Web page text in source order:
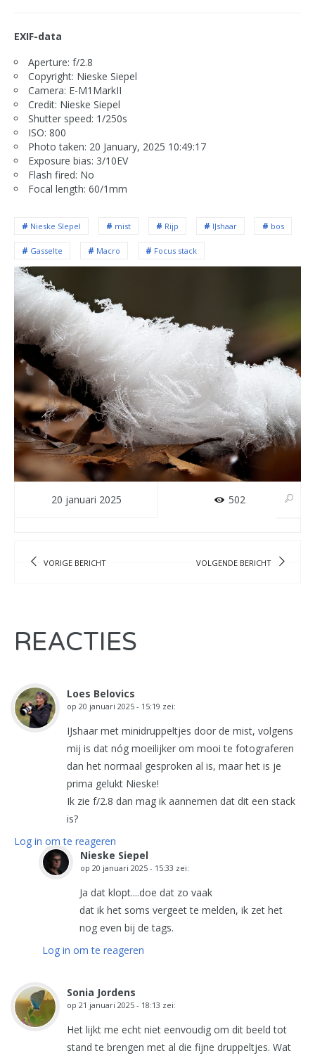
EXIF-data
Aperture: f/2.8
Copyright: Nieske Siepel
Camera: E-M1MarkII
Credit: Nieske Siepel
Shutter speed: 1/250s
ISO: 800
Photo taken: 20 January, 2025 10:49:17
Exposure bias: 3/10EV
Flash fired: No
Focal length: 60/1mm
Nieske SIepel mist Rijp IJshaar bos
Gasselte Macro Focus stack
20 januari 2025 502
VORIGE BERICHT VOLGENDE BERICHT
REACTIES
Loes Belovics
op 20 januari 2025 - 15:19 zei:
IJshaar met minidruppeltjes door de mist, volgens
mij is dat nóg moeilijker om mooi te fotograferen
dan het normaal gesproken al is, maar het is je
prima gelukt Nieske!
Ik zie f/2.8 dan mag ik aannemen dat dit een stack
is?
Log in om te reageren
Nieske Siepel
op 20 januari 2025 - 15:33 zei:
Ja dat klopt....doe dat zo vaak
dat ik het soms vergeet te melden, ik zet het
nog even bij de tags.
Log in om te reageren
Sonia Jordens
op 21 januari 2025 - 18:13 zei:
Het lijkt me echt niet eenvoudig om dit beeld tot
stand te brengen met al die fijne druppeltjes. Wat